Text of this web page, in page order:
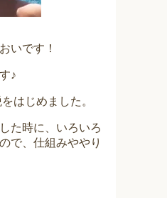
いです！
♪
はじめました。
た時に、いろいろ
で、仕組みややり